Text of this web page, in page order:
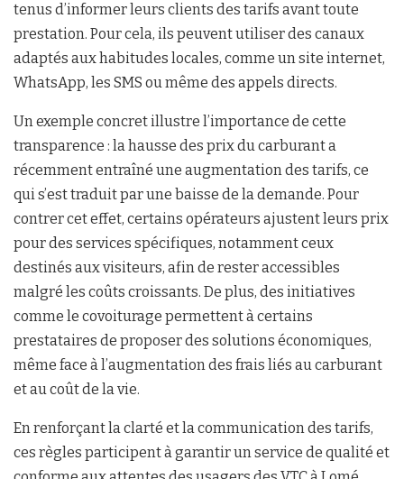
tenus d’informer leurs clients des tarifs avant toute
prestation. Pour cela, ils peuvent utiliser des canaux
adaptés aux habitudes locales, comme un site internet,
WhatsApp, les SMS ou même des appels directs.
Un exemple concret illustre l’importance de cette
transparence : la hausse des prix du carburant a
récemment entraîné une augmentation des tarifs, ce
qui s’est traduit par une baisse de la demande. Pour
contrer cet effet, certains opérateurs ajustent leurs prix
pour des services spécifiques, notamment ceux
destinés aux visiteurs, afin de rester accessibles
malgré les coûts croissants. De plus, des initiatives
comme le covoiturage permettent à certains
prestataires de proposer des solutions économiques,
même face à l’augmentation des frais liés au carburant
et au coût de la vie.
En renforçant la clarté et la communication des tarifs,
ces règles participent à garantir un service de qualité et